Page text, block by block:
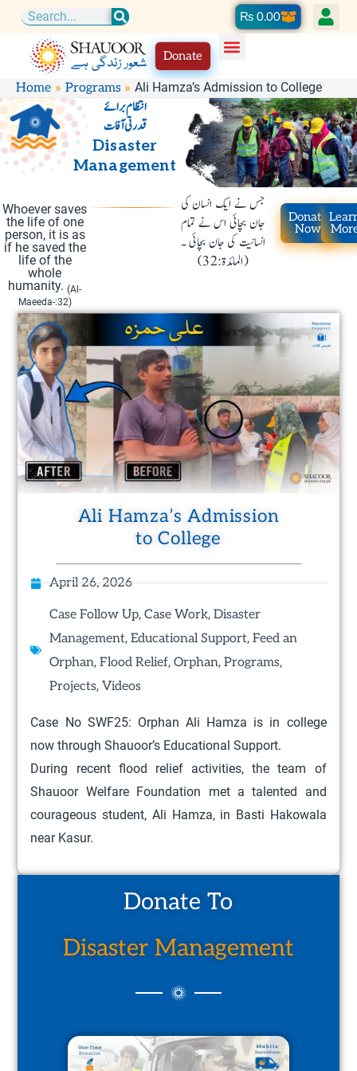
content
Search ₨0.00Cart
Donate
Home Programs Ali Hamza’s Admission to College
انتظام برائے
قدرتی آفات
Disaster
Management
Whoever saves
the life of one
person, it is as
if he saved the
life of the
whole
humanity. (Al-
Maeeda-:32)
جس نے ایک انسان کی
جان بچائی اس نے تمام
انسانیت کی جان بچائی ۔
(المائدۃ:32)
Donate
Now
Ali Hamza’s Admission
to College
April 26, 2026
Case Follow Up,Case Work,Disaster
Management,Educational Support,Feed an
Orphan,Flood Relief,Orphan,Programs,
Projects,Videos
Case No SWF25: Orphan Ali Hamza is in college
now through Shauoor’s Educational Support.
During recent flood relief activities, the team of
Shauoor Welfare Foundation met a talented and
courageous student, Ali Hamza, in Basti Hakowala
near Kasur.
Donate To
Disaster Management